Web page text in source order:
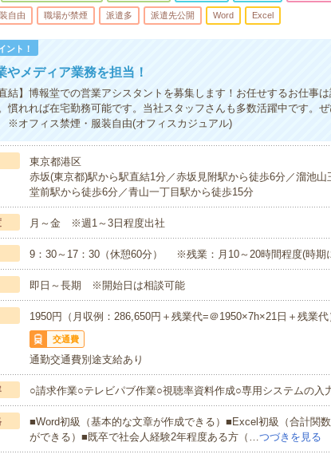
自由 職場が禁煙 派遣多 派遣先公開 Word Excel
ント！
やメディア業務を担当！
直結】博報堂での営業アシスタントを募集します！お任せするお仕事
慣れれば在宅勤務可能です。当社スタッフさんも多数活躍中です。
ィス禁煙・服装自由(オフィスカジュアル)
東京都港区
赤坂(東京都)駅から駅直結1分／赤坂見附駅から徒歩6分／溜池
堂前駅から徒歩6分／青山一丁目駅から徒歩15分
月～金 ※週1～3日程度出社
9：30～17：30（休憩60分） ※残業：月10～20時間程度(時期
即日～長期 ※開始日は相談可能
1950円（月収例：286,650円＋残業代=＠1950×7h×21日＋残業代
交通費
通勤交通費別途支給あり
○請求作業○テレビパブ作業○視聴率資料作成○専用システムの入
■Word初級（基本的な文章が作成できる）■Excel初級（合計関
ができる）■既卒で社会人経験2年程度ある方（…つづきを見る